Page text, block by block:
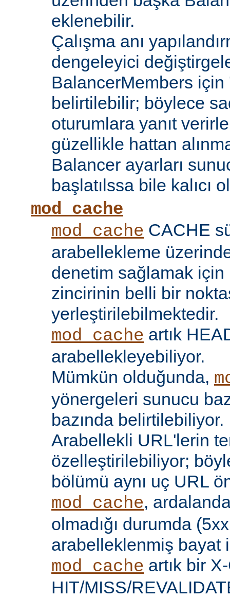
eklenebilir.
Çalışma anı
dengeleyici
BalancerMembers
belirtilebilir; böylece
oturumlara yanıt
güzellikle hattan
Balancer ayarları
başlatılssa bile kalıcı
mod_cache
mod_cache CACHE
arabellekleme
denetim sağlamak
zincirinin belli bir
yerleştirilebilmektedir.
mod_cache artık
arabellekleyebiliyor.
Mümkün olduğunda,
yönergeleri sunucu
bazında belirtilebiliyor.
Arabellekli URL'lerin
özelleştirilebiliyor;
bölümü aynı uç URL
mod_cache,
olmadığı durumda
arabelleklenmiş bayat
mod_cache artık bir
HIT/MISS/